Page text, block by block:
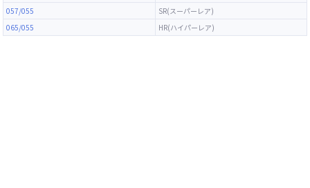
057/055
SR(スーパーレア)
065/055
HR(ハイパーレア)